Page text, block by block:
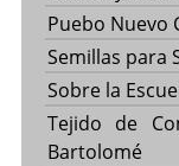
Puebo Nuevo
Semillas para
Sobre la
Tejido de
Bartolomé